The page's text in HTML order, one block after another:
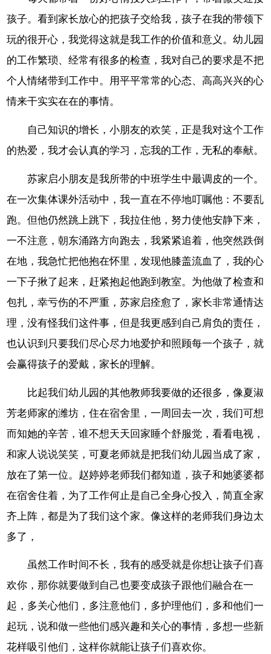
孩子。看到家长放心的把孩子交给我，孩子在我的带领下
玩的很开心，我觉得这就是我工作的价值和意义。幼儿园
的工作繁琐、经常有很多的检查，我对自己的要求是不把
个人情绪带到工作中。用平平常常的心态、高高兴兴的心
情来干实实在在的事情。
自己知识的增长，小朋友的欢笑，正是我对这个工作
的热爱，我才会认真的学习，忘我的工作，无私的奉献。
苏家启小朋友是我所带的中班学生中最调皮的一个。
在一次集体课外活动中，我一直在不停地叮嘱他：不要乱
跑。但他仍然跳上跳下，我拉住他，努力使他安静下来，
一不注意，朝东涌路方向跑去，我紧紧追着，他突然跌倒
在地，我急忙把他抱在怀里，发现他膝盖流血了，我的心
一下子揪了起来，赶紧抱起他跑到教室。为他做了检查和
包扎，幸亏伤的不严重，苏家启痊愈了，家长非常通情达
理，没有怪我们这件事，但是我更感到自己肩负的责任，
也认识到只要我们尽心尽力地爱护和照顾每一个孩子，就
会赢得孩子的爱戴，家长的理解。
比起我们幼儿园的其他教师我要做的还很多，像夏淑
芳老师家的潍坊，住在宿舍里，一周回去一次，我们可想
而知她的辛苦，谁不想天天回家睡个舒服觉，看看电视，
和家人说说笑笑，可夏老师就是把我们幼儿园当成了家，
放在了第一位。赵婷婷老师我们都知道，孩子和她婆婆都
在宿舍住着，为了工作何止是自己全身心投入，简直全家
齐上阵，都是为了我们这个家。像这样的老师我们身边太
多了，
虽然工作时间不长，我有的感受就是你想让孩子们喜
欢你，那你就要做到自己也要变成孩子跟他们融合在一
起，多关心他们，多注意他们，多护理他们，多和他们一
起玩，说和做一些他们感兴趣和关心的事情，多想一些新
花样吸引他们，这样你就能让孩子们喜欢你。